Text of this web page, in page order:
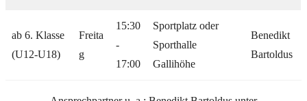
ab 6. Klasse
(U12-U18)
Freita
g
15:30
-
17:00
Sportplatz oder
Sporthalle
Gallihöhe
Benedikt
Bartoldus